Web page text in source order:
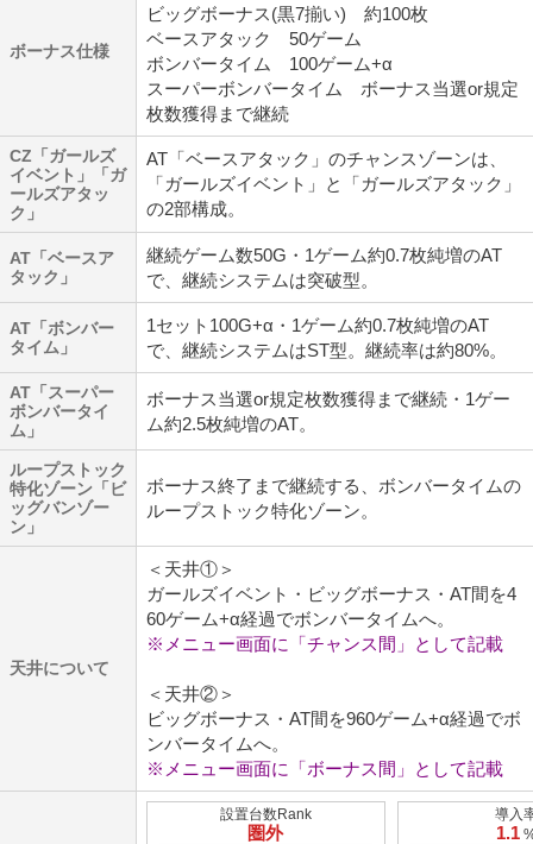
ボーナス仕様
ビッグボーナス(黒7揃い) 約100枚
ベースアタック 50ゲーム
ボンバータイム 100ゲーム+α
スーパーボンバータイム ボーナス当選or規定
枚数獲得まで継続
CZ「ガールズ
イベント」「ガ
ールズアタッ
ク」
AT「ベースアタック」のチャンスゾーンは、
「ガールズイベント」と「ガールズアタック」
の2部構成。
AT「ベースア
タック」
継続ゲーム数50G・1ゲーム約0.7枚純増のAT
で、継続システムは突破型。
AT「ボンバー
タイム」
1セット100G+α・1ゲーム約0.7枚純増のAT
で、継続システムはST型。継続率は約80%。
AT「スーパー
ボンバータイ
ム」
ボーナス当選or規定枚数獲得まで継続・1ゲー
ム約2.5枚純増のAT。
ループストック
特化ゾーン「ビ
ッグバンゾー
ン」
ボーナス終了まで継続する、ボンバータイムの
ループストック特化ゾーン。
天井について
＜天井①＞
ガールズイベント・ビッグボーナス・AT間を4
60ゲーム+α経過でボンバータイムへ。
※メニュー画面に「チャンス間」として記載
＜天井②＞
ビッグボーナス・AT間を960ゲーム+α経過でボ
ンバータイムへ。
※メニュー画面に「ボーナス間」として記載
設置台数Rank
圏外
導入
1.1